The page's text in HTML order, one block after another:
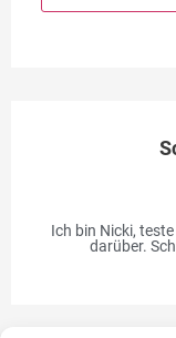
Ich bin Nicki,
darüber.